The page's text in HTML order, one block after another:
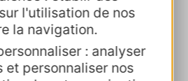
l'utilisation de nos
la navigation.
: analyser
et personnaliser nos
à l'agence